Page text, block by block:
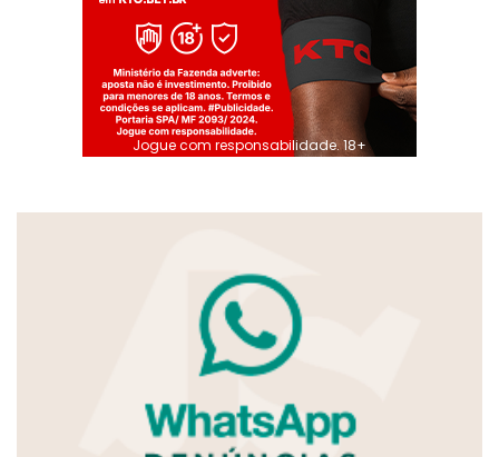
Jogue com responsabilidade. 18+